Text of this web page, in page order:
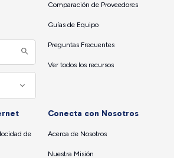
Comparación de Proveedores
Guías de Equipo
Preguntas Frecuentes
Ver todos los recursos
de
Conecta con Nosotros
Acerca de Nosotros
Nuestra Misión